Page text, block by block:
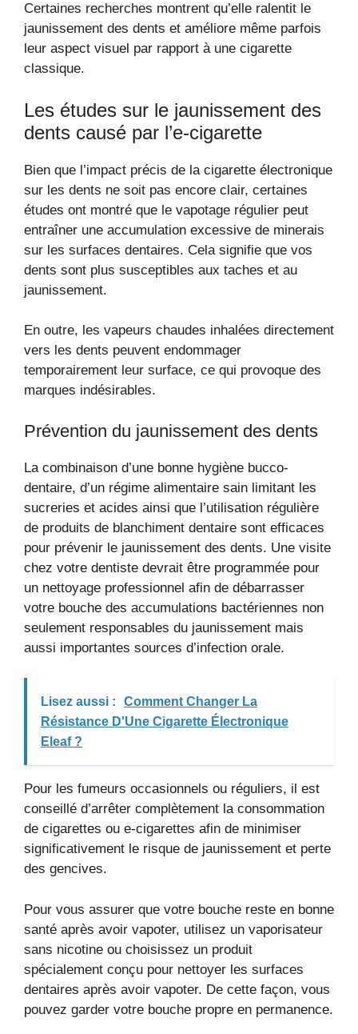
Certaines recherches montrent qu’elle ralentit le
jaunissement des dents et améliore même parfois
leur aspect visuel par rapport à une cigarette
classique.
Les études sur le jaunissement des
dents causé par l’e-cigarette
Bien que l’impact précis de la cigarette électronique
sur les dents ne soit pas encore clair, certaines
études ont montré que le vapotage régulier peut
entraîner une accumulation excessive de minerais
sur les surfaces dentaires. Cela signifie que vos
dents sont plus susceptibles aux taches et au
jaunissement.
En outre, les vapeurs chaudes inhalées directement
vers les dents peuvent endommager
temporairement leur surface, ce qui provoque des
marques indésirables.
Prévention du jaunissement des dents
La combinaison d’une bonne hygiène bucco-
dentaire, d’un régime alimentaire sain limitant les
sucreries et acides ainsi que l’utilisation régulière
de produits de blanchiment dentaire sont efficaces
pour prévenir le jaunissement des dents. Une visite
chez votre dentiste devrait être programmée pour
un nettoyage professionnel afin de débarrasser
votre bouche des accumulations bactériennes non
seulement responsables du jaunissement mais
aussi importantes sources d’infection orale.
Lisez aussi :
Comment Changer La
Résistance D'Une Cigarette Électronique
Eleaf ?
Pour les fumeurs occasionnels ou réguliers, il est
conseillé d’arrêter complètement la consommation
de cigarettes ou e-cigarettes afin de minimiser
significativement le risque de jaunissement et perte
des gencives.
Pour vous assurer que votre bouche reste en bonne
santé après avoir vapoter, utilisez un vaporisateur
sans nicotine ou choisissez un produit
spécialement conçu pour nettoyer les surfaces
dentaires après avoir vapoter. De cette façon, vous
pouvez garder votre bouche propre en permanence.